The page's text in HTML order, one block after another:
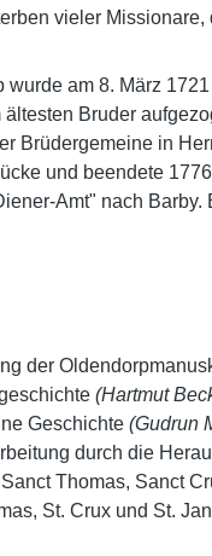
vieler
am 8. März
Bruder
Brüdergemeine in
und beendete
Amt" nach
der
(Hartmut
Geschichte (Gudrun
durch die
Thomas, Sanct
St. Crux und St. Jan